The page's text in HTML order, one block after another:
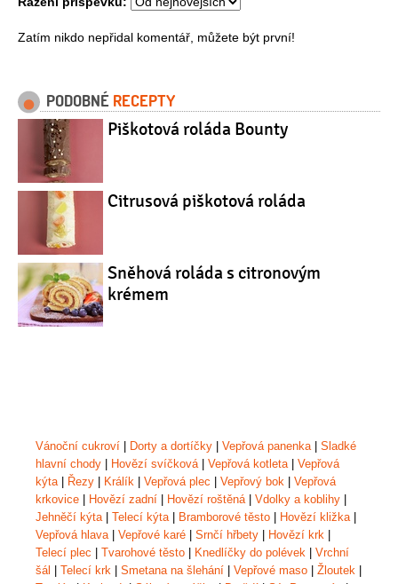
Zatím nikdo nepřidal komentář, můžete být první!
PODOBNÉ RECEPTY
Piškotová roláda Bounty
Citrusová piškotová roláda
Sněhová roláda s citronovým
krémem
Vánoční cukroví Dorty a dortíčky Vepřová panenka| Sladké
hlavní chody
Hovězí svíčková| Vepřová kotleta| Vepřová
kýta| Řezy Králík Vepřová plec Vepřový bok
Vepřová
krkovice
Hovězí zadní Hovězí roštěná| Vdolky a koblihy
Jehněčí kýta| Telecí kýta| Bramborové těsto Hovězí kližka|
Vepřová hlava| Vepřové karé Srnčí hřbety Hovězí krk
Telecí plec
Tvarohové těsto Knedlíčky do polévek
Vrchní
šál
Telecí krk Smetana na šlehání Vepřové maso Žloutek